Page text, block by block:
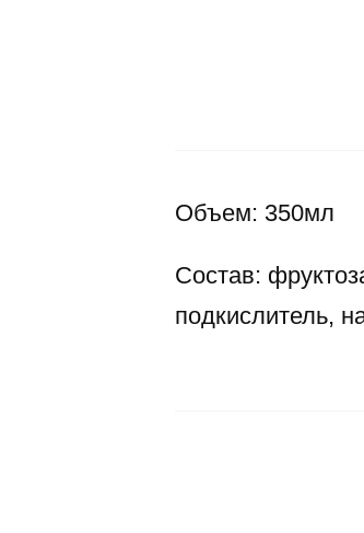
Объем: 350мл
Состав:
подкислитель,